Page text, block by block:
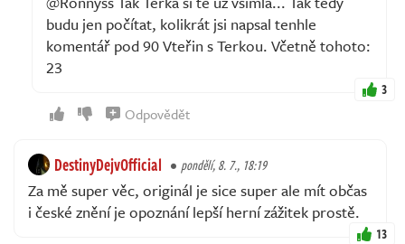
budu jen počítat, kolikrát jsi napsal tenhle
komentář pod 90 Vteřin s Terkou. Včetně tohoto:
23
3
Odpovědět
DestinyDejvOfficial pondělí, 8. 7., 18:19
Za mě super věc, originál je sice super ale mít občas
i české znění je opoznání lepší herní zážitek prostě.
13